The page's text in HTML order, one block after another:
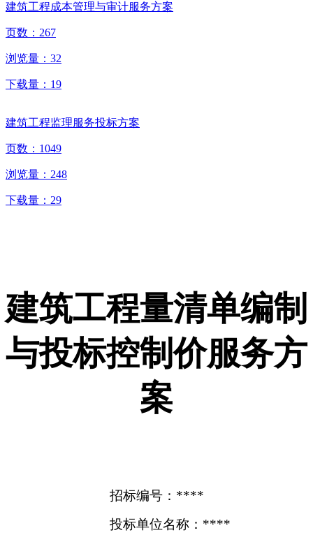
建筑工程成本管理与审计服务方案
页数： 267
浏览量： 32
下载量： 19
建筑工程监理服务投标方案
页数： 1049
浏览量： 248
下载量： 29
建筑工程量清单编制
与投标控制价服务方
案
招标编号：****
投标单位名称：****